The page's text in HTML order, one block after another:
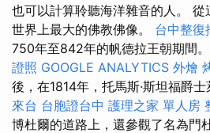
也可以計算聆聽海洋雜音的人。
世界上最大的佛教佛像。 台中整復
750年至842年的帆德拉王朝期間。
證照 GOOGLE ANALYTICS 外燴
後，在1814年，托馬斯·斯坦福爵士
來台 台胞證台中 護理之家 單人房
博杜爾的道路上，還參觀了名為門